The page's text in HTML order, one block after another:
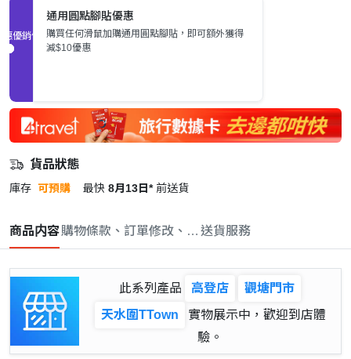
促銷優惠
通用圓點腳貼優惠
購買任何滑鼠加購通用圓點腳貼，即可額外獲得
減$10優惠
貨品狀態
庫存 可預購 最快 8月13日* 前送貨
商品内容購物條款、訂單修改、取消與退款政策
送貨服務
此系列產品 高登店
觀塘門市
天水圍TTown
實物展示中，歡迎到店體
驗。